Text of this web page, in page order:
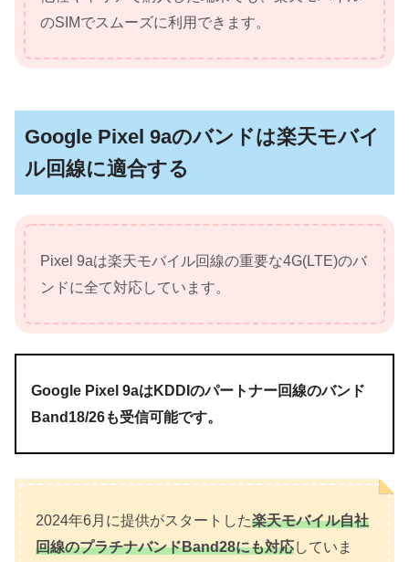
のSIMでスムーズに利用できます。
Google Pixel 9aのバンドは楽天モバイ
ル回線に適合する
Pixel 9aは楽天モバイル回線の重要な4G(LTE)のバ
ンドに全て対応しています。
Google Pixel 9aはKDDIのパートナー回線のバンド
Band18/26も受信可能です。
2024年6月に提供がスタートした楽天モバイル自社
回線のプラチナバンドBand28にも対応していま